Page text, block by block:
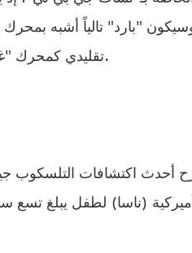
"بارد" تالياً أشبه
تقليدي كمحرك "غوغل.
أحدث اكتشافات التلسكوب